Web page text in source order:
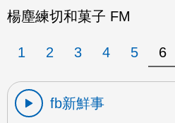
楊塵練切和菓子 FM
1 2 3 4 5 6
fb新鮮事